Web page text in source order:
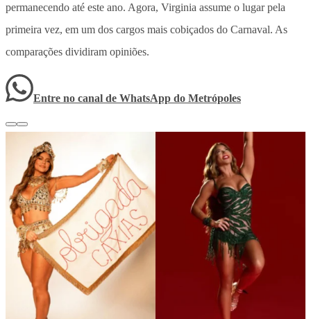
permanecendo até este ano. Agora, Virginia assume o lugar pela
primeira vez, em um dos cargos mais cobiçados do Carnaval. As
comparações dividiram opiniões.
Entre no canal de WhatsApp do Metrópoles